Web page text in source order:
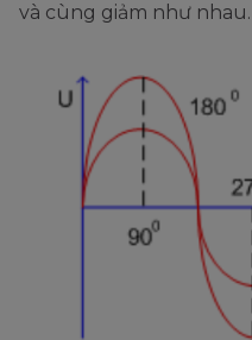
và cùng giảm như nhau.